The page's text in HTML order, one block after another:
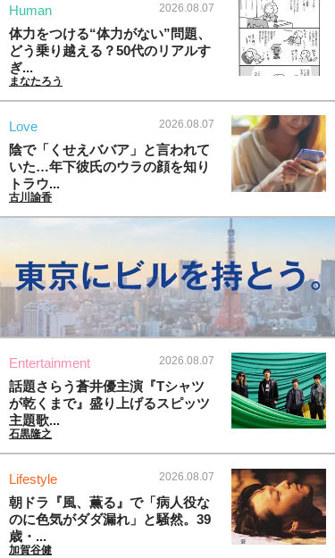
Human 2026.08.07
体力をつける“体力がない”問題、
どう乗り越える？50代のリアルす
ぎ...
まなたろう
Love 2026.08.07
陰で「くせえババア」と言われて
いた…年下彼氏のウラの顔を知り
トラウ...
古川諭香
Entertainment 2026.08.07
話題さらう蒼井優主演『Tシャツ
が乾くまで』盛り上げるスピッツ
主題歌...
石黒隆之
Lifestyle 2026.08.07
朝ドラ『風、薫る』で「病人役な
のに色気がダダ漏れ」と騒然。39
歳・...
加賀谷健